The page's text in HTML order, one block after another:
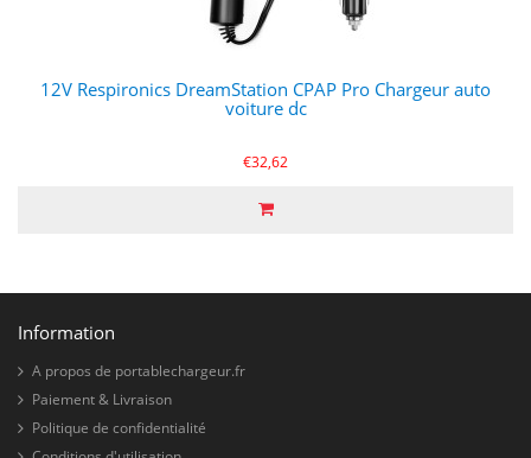
12V Respironics DreamStation CPAP Pro Chargeur auto
voiture dc
€32,62
Information
A propos de portablechargeur.fr
Paiement & Livraison
Politique de confidentialité